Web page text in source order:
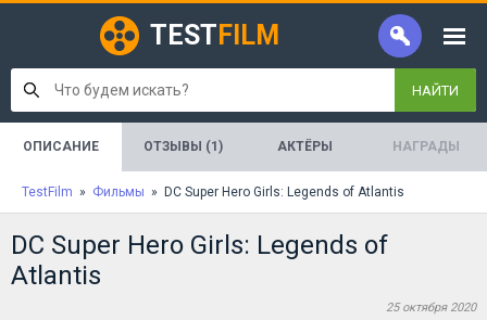
TEST FILM
НАЙТИ
ОПИСАНИЕ ОТЗЫВЫ (1) АКТЁРЫ НАГРАДЫ
TestFilm » Фильмы » DC Super Hero Girls: Legends of Atlantis
DC Super Hero Girls: Legends of
Atlantis
25 октября 2020